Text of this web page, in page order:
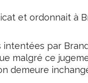
et ordonnait à
intentées par
malgré ce
demeure